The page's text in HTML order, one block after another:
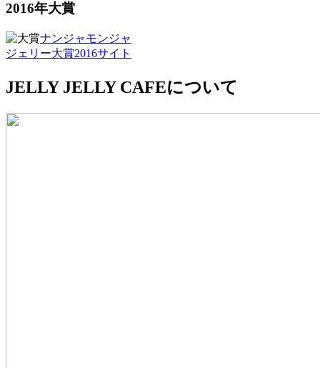
2016年大賞
ナンジャモンジャ
ジェリー大賞2016サイト
JELLY JELLY CAFEについて